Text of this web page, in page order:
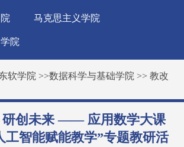
马克思主义学院
院
软学院 >>数据科学与基础学院 >>教改
研创未来 —— 应用数学大课
工智能赋能教学”专题教研活